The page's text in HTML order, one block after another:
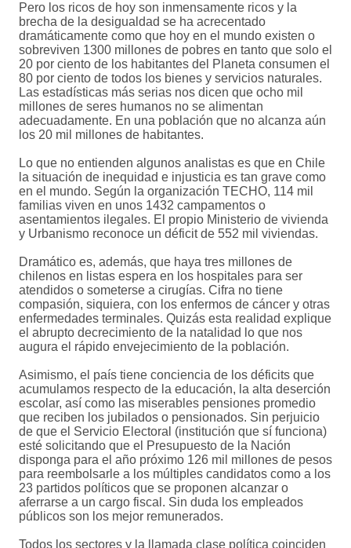
Pero los ricos de hoy son inmensamente ricos y la
brecha de la desigualdad se ha acrecentado
dramáticamente como que hoy en el mundo existen o
sobreviven 1300 millones de pobres en tanto que solo el
20 por ciento de los habitantes del Planeta consumen el
80 por ciento de todos los bienes y servicios naturales.
Las estadísticas más serias nos dicen que ocho mil
millones de seres humanos no se alimentan
adecuadamente. En una población que no alcanza aún
los 20 mil millones de habitantes.
Lo que no entienden algunos analistas es que en Chile
la situación de inequidad e injusticia es tan grave como
en el mundo. Según la organización TECHO, 114 mil
familias viven en unos 1432 campamentos o
asentamientos ilegales. El propio Ministerio de vivienda
y Urbanismo reconoce un déficit de 552 mil viviendas.
Dramático es, además, que haya tres millones de
chilenos en listas espera en los hospitales para ser
atendidos o someterse a cirugías. Cifra no tiene
compasión, siquiera, con los enfermos de cáncer y otras
enfermedades terminales. Quizás esta realidad explique
el abrupto decrecimiento de la natalidad lo que nos
augura el rápido envejecimiento de la población.
Asimismo, el país tiene conciencia de los déficits que
acumulamos respecto de la educación, la alta deserción
escolar, así como las miserables pensiones promedio
que reciben los jubilados o pensionados. Sin perjuicio
de que el Servicio Electoral (institución que sí funciona)
esté solicitando que el Presupuesto de la Nación
disponga para el año próximo 126 mil millones de pesos
para reembolsarle a los múltiples candidatos como a los
23 partidos políticos que se proponen alcanzar o
aferrarse a un cargo fiscal. Sin duda los empleados
públicos son los mejor remunerados.
Todos los sectores y la llamada clase política coinciden